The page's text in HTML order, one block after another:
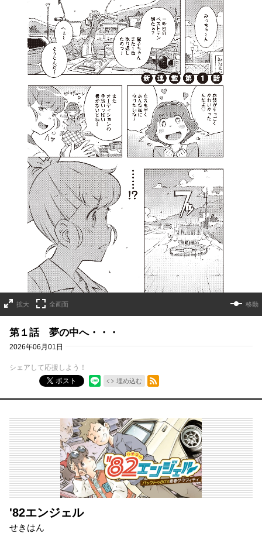
拡大 全画面 移動
第１話 夢の中へ・・・
2026年06月01日
シェアして応援しよう！
ポスト
埋め込む
RSSフィード
'82エンジェル
せきはん